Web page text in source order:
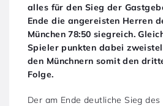
alles für den Sieg der
Ende die angereisten Herren
München 78:50 siegreich.
Spieler punkten dabei
den Münchnern somit den
Folge.
Der am Ende deutliche Sieg des